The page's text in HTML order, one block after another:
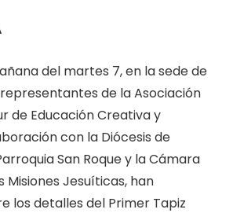
del martes 7, en la sede de
representantes de la Asociación
de Educación Creativa y
con la Diócesis de
San Roque y la Cámara
Misiones Jesuíticas, han
los detalles del Primer Tapiz